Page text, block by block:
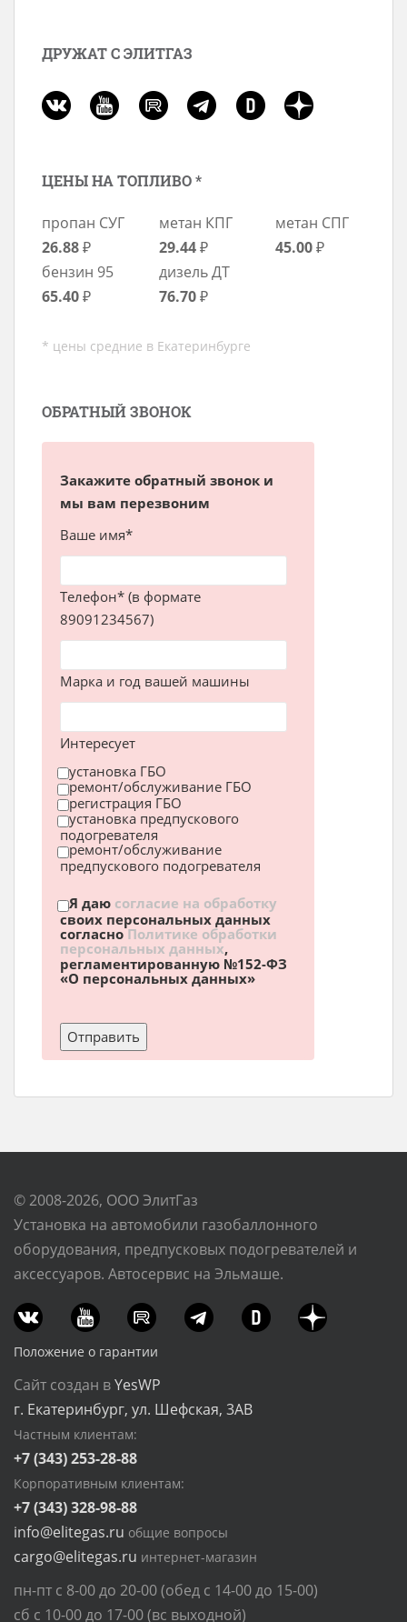
ДРУЖАТ С ЭЛИТГАЗ
ЦЕНЫ НА ТОПЛИВО *
пропан СУГ
26.88₽
метан КПГ
29.44₽
метан СПГ
45.00₽
бензин 95
65.40₽
дизель ДТ
76.70₽
* цены средние в Екатеринбурге
ОБРАТНЫЙ ЗВОНОК
Закажите обратный звонок и
мы вам перезвоним
Ваше имя*
Телефон* (в формате
89091234567)
Марка и год вашей машины
Интересует
установка ГБО
ремонт/обслуживание ГБО
регистрация ГБО
установка предпускового
подогревателя
ремонт/обслуживание
предпускового подогревателя
Я даю согласие на обработку
своих персональных данных
согласноПолитике обработки
персональных данных,
регламентированную №152-ФЗ
«О персональных данных»
© 2008-2026, ООО ЭлитГаз
Установка на автомобили газобаллонного
оборудования, предпусковых подогревателей и
аксессуаров. Автосервис на Эльмаше.
Положение о гарантии
Сайт создан вYesWP
г. Екатеринбург, ул. Шефская, 3АВ
Частным клиентам:
+7 (343) 253-28-88
Корпоративным клиентам:
+7 (343) 328-98-88
info@elitegas.ru общие вопросы
cargo@elitegas.ru интернет-магазин
пн-пт с 8-00 до 20-00 (обед с 14-00 до 15-00)
сб с 10-00 до 17-00 (вс выходной)